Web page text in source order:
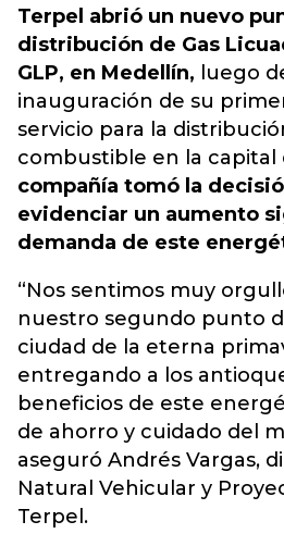
Terpel abrió un nuevo
distribución de Gas
GLP, en Medellín, luego
inauguración de su
servicio para la
combustible en la capital
compañía tomó la
evidenciar un aumento
demanda de este
“Nos sentimos muy
nuestro segundo punto
ciudad de la eterna
entregando a los
beneficios de este
de ahorro y cuidado del
aseguró Andrés Vargas,
Natural Vehicular y
Terpel.